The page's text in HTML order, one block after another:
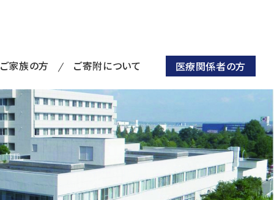
家族の方 ご寄附について 医療関係者の方